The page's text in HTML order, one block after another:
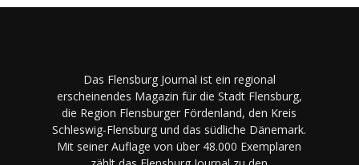
Das Flensburg Journal ist ein regional
erscheinendes Magazin für die Stadt Flensburg,
die Region Flensburger Fördenland, den Kreis
Schleswig-Flensburg und das südliche Dänemark.
Mit seiner Auflage von über 48.000 Exemplaren